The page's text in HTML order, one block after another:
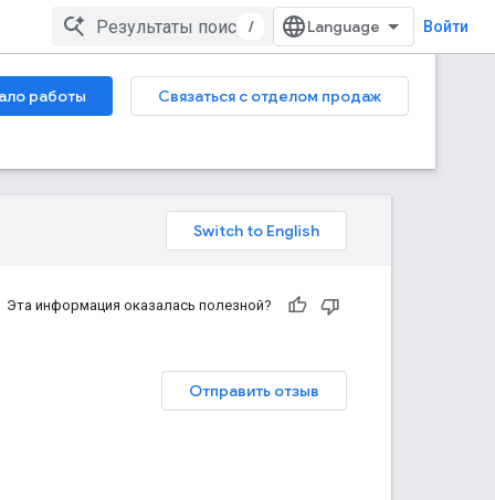
/ Войти
работы Связаться с отделом продаж
Эта информация оказалась полезной?
Отправить отзыв